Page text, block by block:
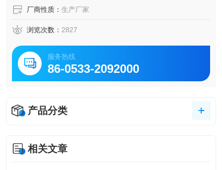
厂商性质： 生产厂家
浏览次数： 2827
服务热线
86-0533-2092000
产品分类
相关文章